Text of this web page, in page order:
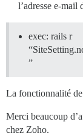
l’adresse e-mail
exec: rails r
”
La fonctionnalité
Merci beaucoup
chez Zoho.